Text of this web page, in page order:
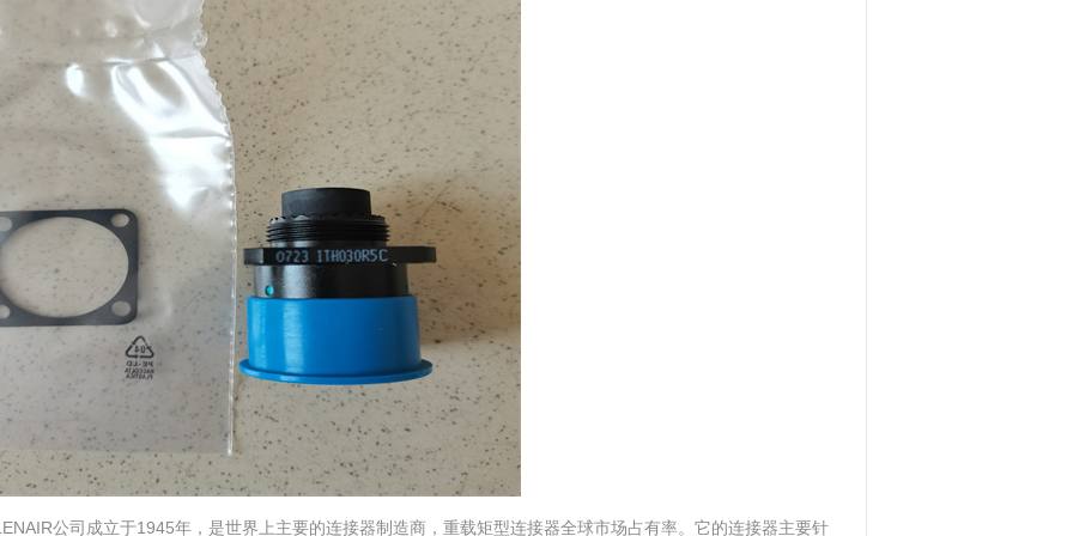
公司成立于1945年，是世界上主要的连接器制造商，重载矩型连接器全球市场占有率。它的连接器主要针